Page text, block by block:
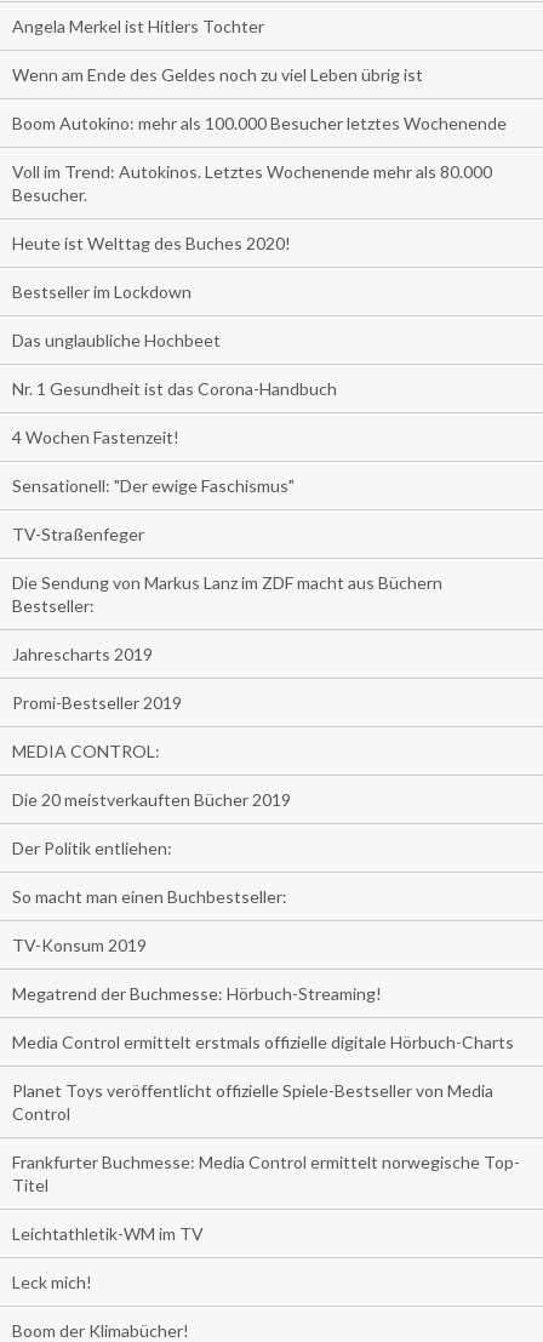
Angela Merkel ist Hitlers Tochter
Wenn am Ende des Geldes noch zu viel Leben übrig ist
Boom Autokino: mehr als 100.000 Besucher letztes Wochenende
Voll im Trend: Autokinos. Letztes Wochenende mehr als 80.000
Besucher.
Heute ist Welttag des Buches 2020!
Bestseller im Lockdown
Das unglaubliche Hochbeet
Nr. 1 Gesundheit ist das Corona-Handbuch
4 Wochen Fastenzeit!
Sensationell: "Der ewige Faschismus"
TV-Straßenfeger
Die Sendung von Markus Lanz im ZDF macht aus Büchern
Bestseller:
Jahrescharts 2019
Promi-Bestseller 2019
MEDIA CONTROL:
Die 20 meistverkauften Bücher 2019
Der Politik entliehen:
So macht man einen Buchbestseller:
TV-Konsum 2019
Megatrend der Buchmesse: Hörbuch-Streaming!
Media Control ermittelt erstmals offizielle digitale Hörbuch-Charts
Planet Toys veröffentlicht offizielle Spiele-Bestseller von Media
Control
Frankfurter Buchmesse: Media Control ermittelt norwegische Top-
Titel
Leichtathletik-WM im TV
Leck mich!
Boom der Klimabücher!